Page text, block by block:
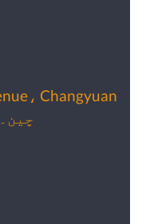
City، Henan Province، چین۔